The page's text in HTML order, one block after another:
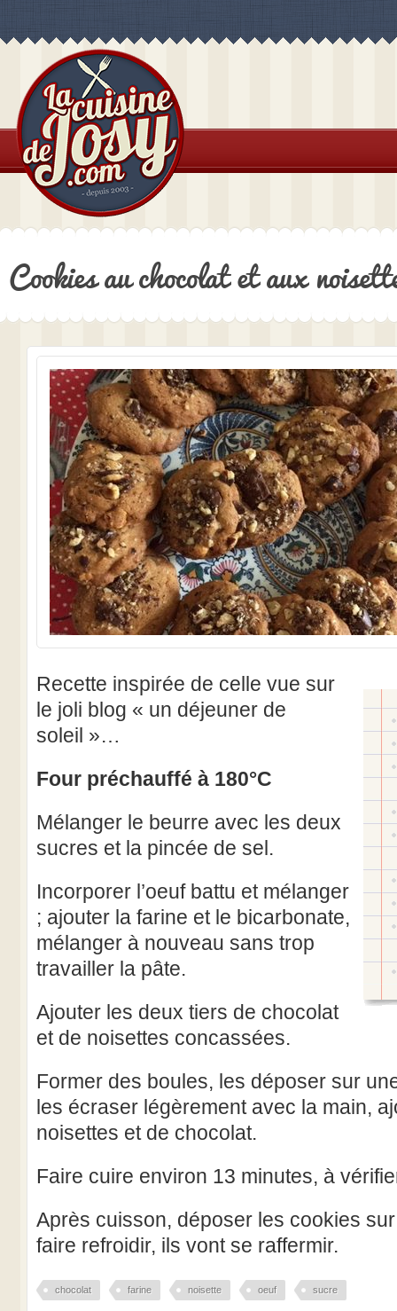
Cookies au chocolat et aux
Recette inspirée de celle vue sur
le joli blog « un déjeuner de
soleil »…
Four préchauffé à 180°C
Mélanger le beurre avec les deux
sucres et la pincée de sel.
Incorporer l’oeuf battu et mélanger
; ajouter la farine et le bicarbonate,
mélanger à nouveau sans trop
travailler la pâte.
Ajouter les deux tiers de chocolat
et de noisettes concassées.
Former des boules, les déposer sur
les écraser légèrement avec la main,
noisettes et de chocolat.
Faire cuire environ 13 minutes, à
Après cuisson, déposer les cookies
faire refroidir, ils vont se raffermir.
chocolat farine noisette oeuf sucre